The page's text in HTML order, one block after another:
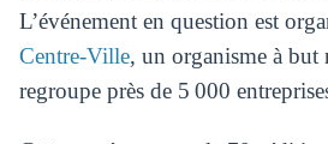
L’événement en question est
Centre-Ville, un organisme à
regroupe près de 5 000